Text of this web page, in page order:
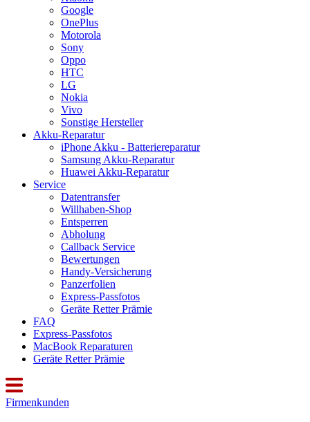
Google
OnePlus
Motorola
Sony
Oppo
HTC
LG
Nokia
Vivo
Sonstige Hersteller
Akku-Reparatur
iPhone Akku - Batteriereparatur
Samsung Akku-Reparatur
Huawei Akku-Reparatur
Service
Datentransfer
Willhaben-Shop
Entsperren
Abholung
Callback Service
Bewertungen
Handy-Versicherung
Panzerfolien
Express-Passfotos
Geräte Retter Prämie
FAQ
Express-Passfotos
MacBook Reparaturen
Geräte Retter Prämie
Firmenkunden